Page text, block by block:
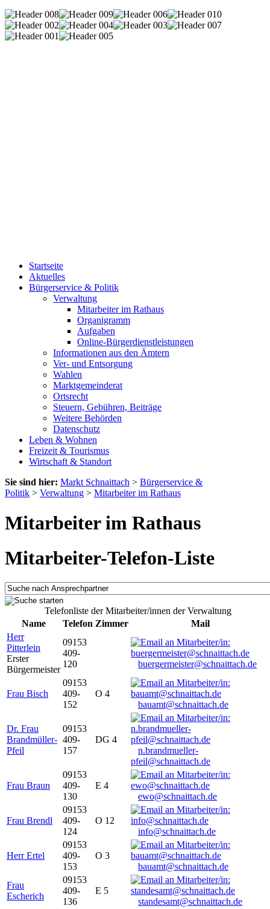
Startseite
Aktuelles
Bürgerservice & Politik
Verwaltung
Mitarbeiter im Rathaus
Organigramm
Aufgaben
Online-Bürgerdienstleistungen
Informationen aus den Ämtern
Ver- und Entsorgung
Wahlen
Marktgemeinderat
Ortsrecht
Steuern, Gebühren, Beiträge
Weitere Behörden
Datenschutz
Leben & Wohnen
Freizeit & Tourismus
Wirtschaft & Standort
Sie sind hier: Markt Schnaittach > Bürgerservice &
Politik > Verwaltung > Mitarbeiter im Rathaus
Mitarbeiter im Rathaus
Mitarbeiter-Telefon-Liste
Telefonliste der Mitarbeiter/innen der Verwaltung
Name
Telefon Zimmer
Mail
Herr
Pitterlein
Erster
Bürgermeister
09153
409-
120
buergermeister@schnaittach.de
Frau Bisch
09153
409-
152
O 4
bauamt@schnaittach.de
Dr. Frau
Brandmüller-
Pfeil
09153
409-
157
DG 4
n.brandmueller-
pfeil@schnaittach.de
Frau Braun
09153
409-
130
E 4
ewo@schnaittach.de
Frau Brendl
09153
409-
124
O 12
info@schnaittach.de
Herr Ertel
09153
409-
153
O 3
bauamt@schnaittach.de
Frau
Escherich
09153
409-
136
E 5
standesamt@schnaittach.de